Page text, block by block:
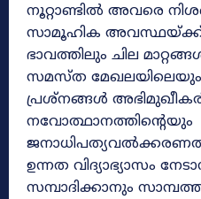
നൂറ്റാണ്ടിൽ അവരെ
സാമൂഹിക അവസ്ഥയ്ക്ക്
ഭാവത്തിലും ചില
സമസ്ത
പ്രശ്നങ്ങൾ
നവോത്ഥാനത്തിന്റെയും
ഉന്നത വിദ്യാഭ്യാസം
സമ്പാദിക്കാനും